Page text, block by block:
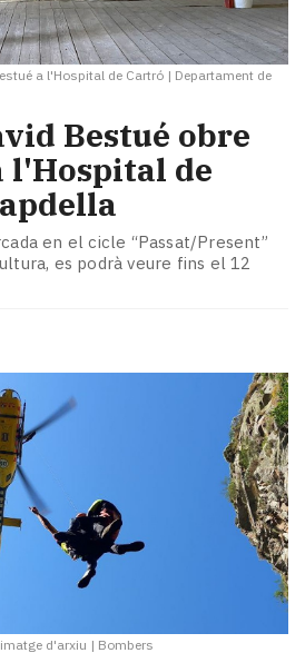
a l'Hospital de Cartró | Departament de
Bestué obre
l'Hospital de
en el cicle “Passat/Present”
es podrà veure fins el 12
d'arxiu | Bombers